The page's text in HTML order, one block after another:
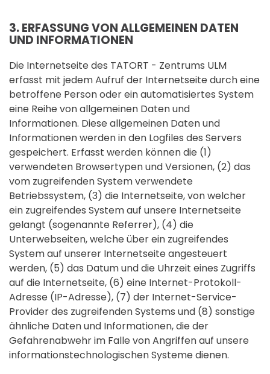
3. ERFASSUNG VON ALLGEMEINEN DATEN
UND INFORMATIONEN
Die Internetseite des TATORT - Zentrums ULM
erfasst mit jedem Aufruf der Internetseite durch eine
betroffene Person oder ein automatisiertes System
eine Reihe von allgemeinen Daten und
Informationen. Diese allgemeinen Daten und
Informationen werden in den Logfiles des Servers
gespeichert. Erfasst werden können die (1)
verwendeten Browsertypen und Versionen, (2) das
vom zugreifenden System verwendete
Betriebssystem, (3) die Internetseite, von welcher
ein zugreifendes System auf unsere Internetseite
gelangt (sogenannte Referrer), (4) die
Unterwebseiten, welche über ein zugreifendes
System auf unserer Internetseite angesteuert
werden, (5) das Datum und die Uhrzeit eines Zugriffs
auf die Internetseite, (6) eine Internet-Protokoll-
Adresse (IP-Adresse), (7) der Internet-Service-
Provider des zugreifenden Systems und (8) sonstige
ähnliche Daten und Informationen, die der
Gefahrenabwehr im Falle von Angriffen auf unsere
informationstechnologischen Systeme dienen.